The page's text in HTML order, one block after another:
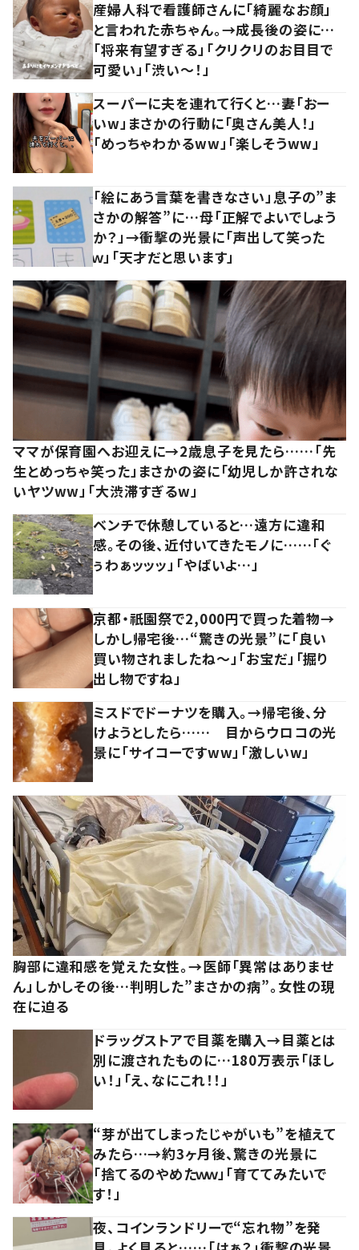
産婦人科で看護師さんに「綺麗なお顔」
と言われた赤ちゃん。→成長後の姿に…
「将来有望すぎる」「クリクリのお目目で
可愛い」「渋い～！」
スーパーに夫を連れて行くと…妻「おー
いw」まさかの行動に「奥さん美人！」
「めっちゃわかるww」「楽しそうww」
「絵にあう言葉を書きなさい」息子の”ま
さかの解答”に…母「正解でよいでしょう
か？」→衝撃の光景に「声出して笑った
ｗ」「天才だと思います」
ママが保育園へお迎えに→2歳息子を見たら……「先
生とめっちゃ笑った」まさかの姿に「幼児しか許されな
いヤツww」「大渋滞すぎるw」
ベンチで休憩していると…遠方に違和
感。その後、近付いてきたモノに……「ぐ
ぅわぁッッッ」「やばいよ…」
京都・祇園祭で2,000円で買った着物→
しかし帰宅後…“驚きの光景”に「良い
買い物されましたね～」「お宝だ」「掘り
出し物ですね」
ミスドでドーナツを購入。→帰宅後、分
けようとしたら…… 目からウロコの光
景に「サイコーですww」「激しいw」
胸部に違和感を覚えた女性。→医師「異常はありませ
ん」しかしその後…判明した”まさかの病”。女性の現
在に迫る
ドラッグストアで目薬を購入→目薬とは
別に渡されたものに…180万表示「ほし
い！」「え、なにこれ！！」
“芽が出てしまったじゃがいも”を植えて
みたら…→約3ヶ月後、驚きの光景に
「捨てるのやめたｗｗ」「育ててみたいで
す！」
夜、コインランドリーで“忘れ物”を発